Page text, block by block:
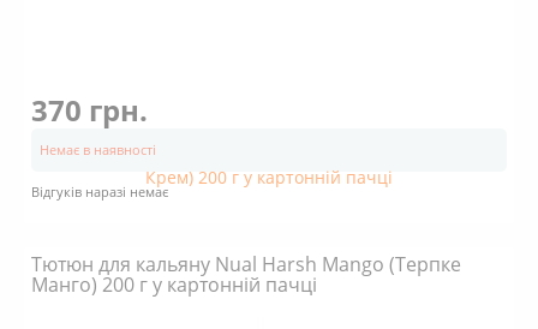
370 грн.
Немає в наявності
Відгуків наразі немає
Тютюн для кальяну Nual Harsh Mango (Терпке
Манго) 200 г у картонній пачці